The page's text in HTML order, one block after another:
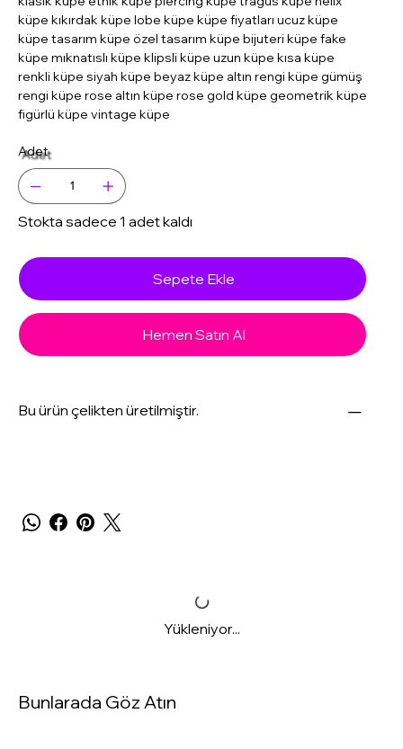
küpe kıkırdak küpe lobe küpe küpe fiyatları ucuz küpe
küpe tasarım küpe özel tasarım küpe bijuteri küpe fake
küpe mıknatıslı küpe klipsli küpe uzun küpe kısa küpe
renkli küpe siyah küpe beyaz küpe altın rengi küpe gümüş
rengi küpe rose altın küpe rose gold küpe geometrik küpe
figürlü küpe vintage küpe
Adet
Stokta sadece 1 adet kaldı
Sepete Ekle
Hemen Satın Al
Bu ürün çelikten üretilmiştir.
Yükleniyor...
Bunlarada Göz Atın